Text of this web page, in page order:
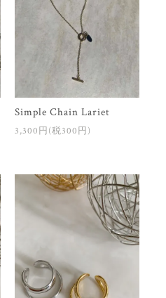
Simple Chain Lariet
3,300円(税300円)